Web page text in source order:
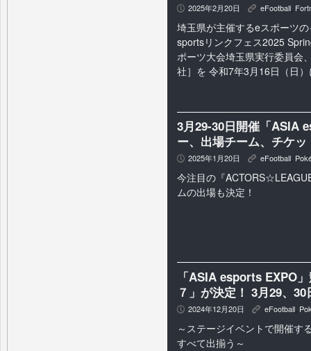
P 2025年2月20日 K eFootball
埼玉県が主催するeスポーツ
sportsリンクフェス2025
ポーツ大会埼玉県実行委員会
社］を 令和7年3月16日（日
3月29-30日開催「ASIA
ー、出場チーム、チケ
P 2025年1月20日 K eFootball,
今注目の『
ムの出場も決定！
「ASIA esports EXPO
７」が決定！ 3月29、30
P 2024年12月20日 K eFootball
～ステージイベントで開催す
すべて出揃う～